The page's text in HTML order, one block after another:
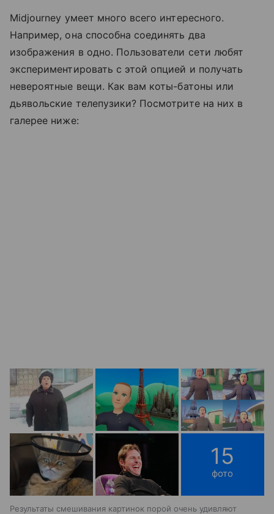
Midjourney умеет много всего интересного.
Например, она способна соединять два
изображения в одно. Пользователи сети любят
экспериментировать с этой опцией и получать
невероятные вещи. Как вам коты-батоны или
дьявольские телепузики? Посмотрите на них в
галерее ниже:
15
фото
Результаты смешивания картинок порой очень удивляют